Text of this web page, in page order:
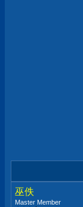
巫佚
Master Member